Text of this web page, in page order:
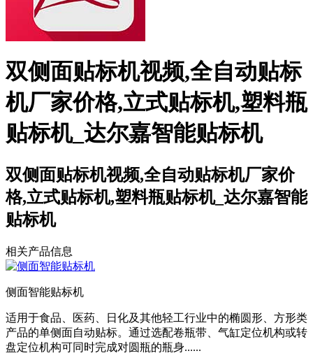
双侧面贴标机视频,全自动贴标
机厂家价格,立式贴标机,塑料瓶
贴标机_达尔嘉智能贴标机
双侧面贴标机视频,全自动贴标机厂家价
格,立式贴标机,塑料瓶贴标机_达尔嘉智能
贴标机
相关产品信息
侧面智能贴标机
适用于食品、医药、日化及其他轻工行业中的椭圆形、方形类
产品的单侧面自动贴标。通过选配卷瓶带、气缸定位机构或转
盘定位机构可同时完成对圆瓶的瓶身......